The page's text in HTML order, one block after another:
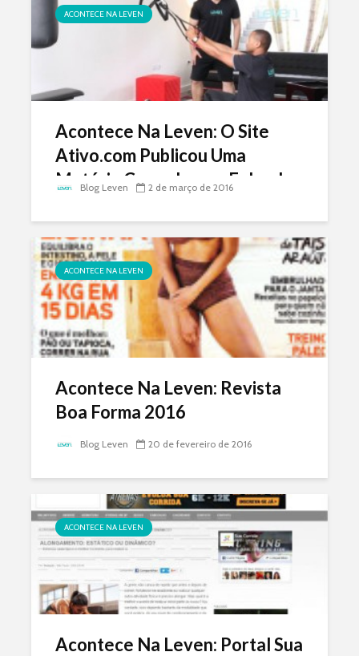
ACONTECE NA LEVEN
Acontece Na Leven: O Site
Ativo.com Publicou Uma
Matéria Com a Leven Falando
Peso Do Corpo
Blog Leven 2 de março de 2016
ACONTECE NA LEVEN
Acontece Na Leven: Revista
Boa Forma 2016
Blog Leven 20 de fevereiro de 2016
ACONTECE NA LEVEN
Acontece Na Leven: Portal Sua